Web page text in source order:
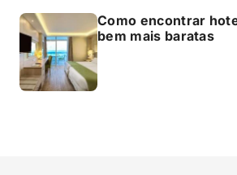
Como encontrar
bem mais baratas